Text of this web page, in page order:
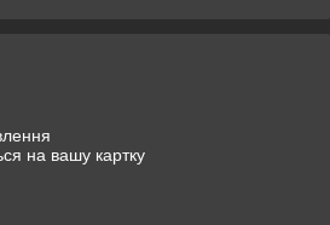
на вашу картку